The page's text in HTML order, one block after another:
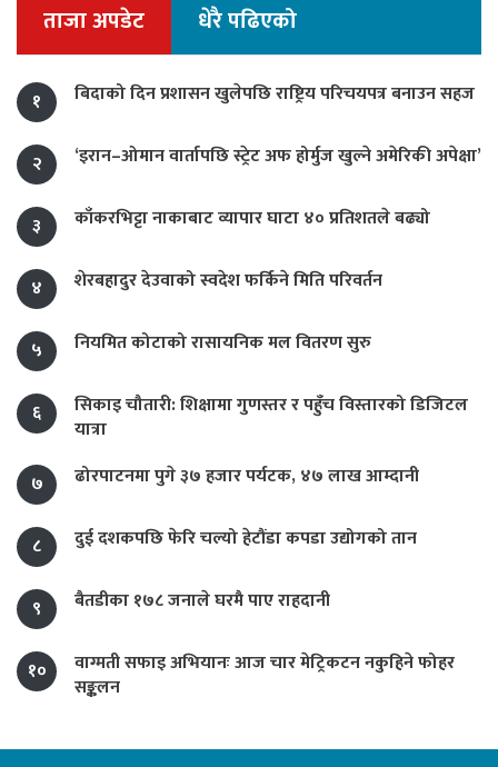
ताजा अपडेट धेरै पढिएको
१ बिदाको दिन प्रशासन खुलेपछि राष्ट्रिय परिचयपत्र बनाउन सहज
२ ‘इरान–ओमान वार्तापछि स्ट्रेट अफ होर्मुज खुल्ने अमेरिकी अपेक्षा’
३ काँकरभिट्टा नाकाबाट व्यापार घाटा ४० प्रतिशतले बढ्यो
४ शेरबहादुर देउवाको स्वदेश फर्किने मिति परिवर्तन
५ नियमित कोटाको रासायनिक मल वितरण सुरु
६
सिकाइ चौतारी: शिक्षामा गुणस्तर र पहुँच विस्तारको डिजिटल
यात्रा
७
ढोरपाटनमा पुगे ३७ हजार पर्यटक, ४७ लाख आम्दानी
८ दुई दशकपछि फेरि चल्यो हेटौंडा कपडा उद्योगको तान
९ बैतडीका १७८ जनाले घरमै पाए राहदानी
१०
वाग्मती सफाइ अभियानः आज चार मेट्रिकटन नकुहिने फोहर
सङ्कलन